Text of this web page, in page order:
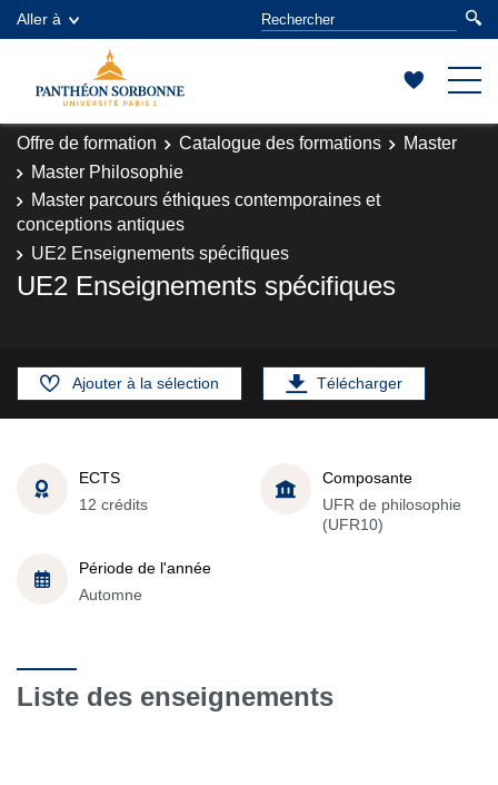
Aller à
Offre de formation Catalogue des formations
Master
Master Philosophie
Master parcours éthiques contemporaines et
conceptions antiques
UE2 Enseignements spécifiques
UE2 Enseignements spécifiques
Ajouter à la sélection Télécharger
ECTS
12 crédits
Composante
UFR de philosophie
(UFR10)
Période de l'année
Automne
Liste des enseignements